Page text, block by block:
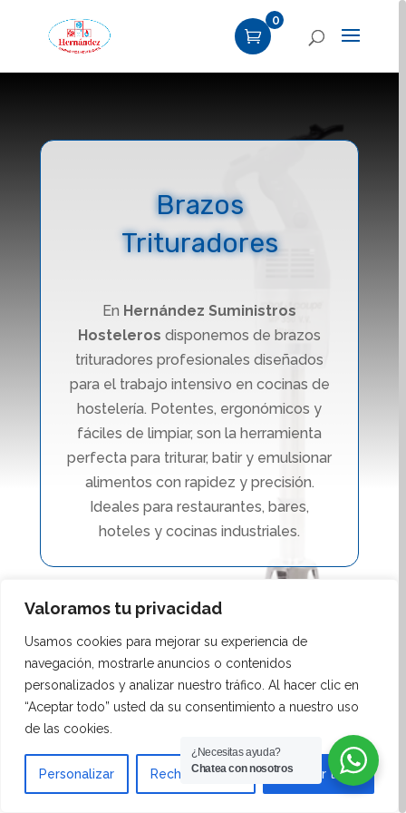
Valoramos tu privacidad
Usamos cookies para mejorar su experiencia de
navegación, mostrarle anuncios o contenidos
personalizados y analizar nuestro tráfico. Al hacer clic en
“Aceptar todo” usted da su consentimiento a nuestro uso
de las cookies.
Personalizar Rechazar todo Aceptar todo
0
Brazos
Trituradores
En Hernández Suministros
Hosteleros disponemos de brazos
trituradores profesionales diseñados
para el trabajo intensivo en cocinas de
hostelería. Potentes, ergonómicos y
fáciles de limpiar, son la herramienta
perfecta para triturar, batir y emulsionar
alimentos con rapidez y precisión.
Ideales para restaurantes, bares,
hoteles y cocinas industriales.
Inicio Maquinaria de cocina
Trituradores
¿Necesitas ayuda?
Chatea con nosotros